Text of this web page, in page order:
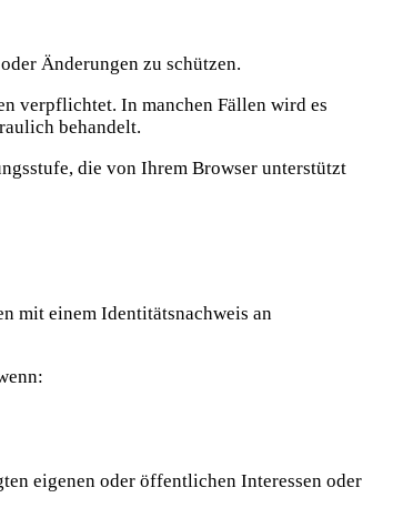
Änderungen zu schützen.
verpflichtet. In manchen Fällen wird es
behandelt.
die von Ihrem Browser unterstützt
mit einem Identitätsnachweis an
eigenen oder öffentlichen Interessen oder